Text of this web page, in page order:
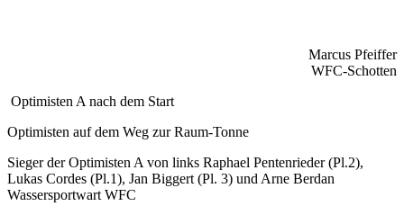
Marcus Pfeiffer
WFC-Schotten
Optimisten A nach dem Start
Optimisten auf dem Weg zur Raum-Tonne
Sieger der Optimisten A von links Raphael Pentenrieder (Pl.2),
Lukas Cordes (Pl.1), Jan Biggert (Pl. 3) und Arne Berdan
Wassersportwart WFC